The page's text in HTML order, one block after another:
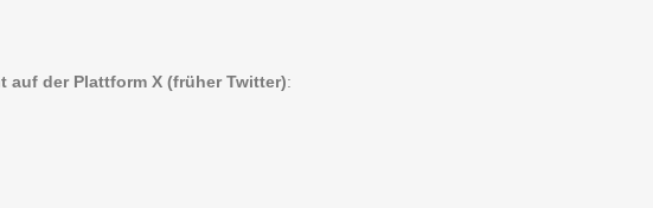
auf der Plattform X (früher Twitter):